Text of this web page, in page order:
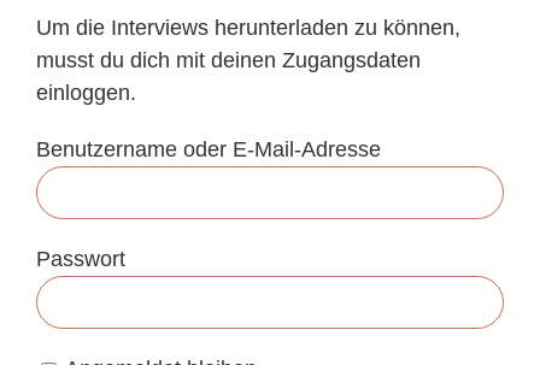
Um die Interviews herunterladen zu können,
musst du dich mit deinen Zugangsdaten
einloggen.
Benutzername oder E-Mail-Adresse
Passwort